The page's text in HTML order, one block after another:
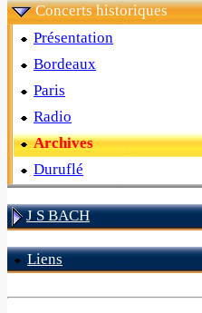
Concerts historiques
Présentation
Bordeaux
Paris
Radio
Archives
Duruflé
J S BACH
Liens